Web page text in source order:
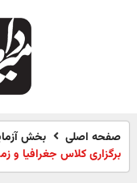
صفحه اصلی بخش
برگزاری کلاس جغرافیا و